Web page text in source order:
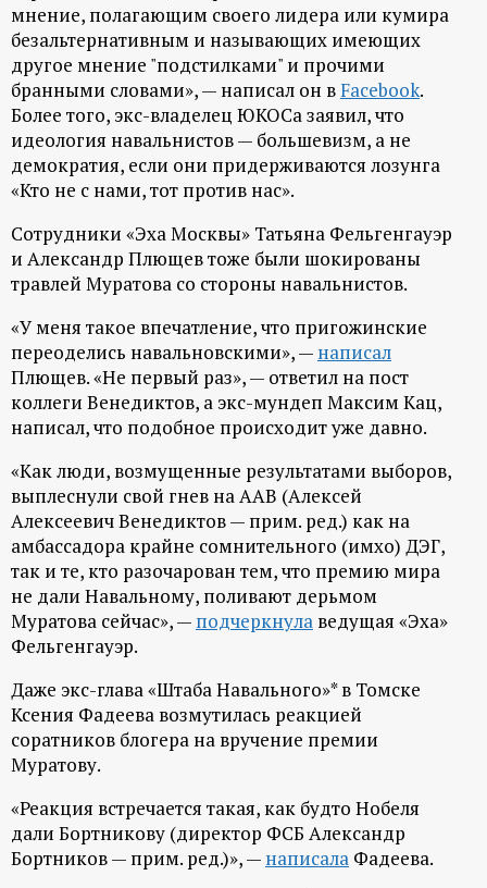
й
п
о
р
т
а
л
мнение, полагающим своего лидера или кумира
безальтернативным и называющих имеющих
другое мнение "подстилками" и прочими
бранными словами», — написал он вFacebook.
Более того, экс-владелец ЮКОСа заявил, что
идеология навальнистов — большевизм, а не
демократия, если они придерживаются лозунга
«Кто не с нами, тот против нас».
Сотрудники «Эха Москвы» Татьяна Фельгенгауэр
и Александр Плющев тоже были шокированы
травлей Муратова со стороны навальнистов.
«У меня такое впечатление, что пригожинские
переоделись навальновскими», — написал
Плющев. «Не первый раз», — ответил на пост
коллеги Венедиктов, а экс-мундеп Максим Кац,
написал, что подобное происходит уже давно.
«Как люди, возмущенные результатами выборов,
выплеснули свой гнев на ААВ (Алексей
Алексеевич Венедиктов — прим. ред.) как на
амбассадора крайне сомнительного (имхо) ДЭГ,
так и те, кто разочарован тем, что премию мира
не дали Навальному, поливают дерьмом
Муратова сейчас», — подчеркнула ведущая «Эха»
Фельгенгауэр.
Даже экс-глава «Штаба Навального»* в Томске
Ксения Фадеева возмутилась реакцией
соратников блогера на вручение премии
Муратову.
«Реакция встречается такая, как будто Нобеля
дали Бортникову (директор ФСБ Александр
Бортников — прим. ред.)», — написала Фадеева.